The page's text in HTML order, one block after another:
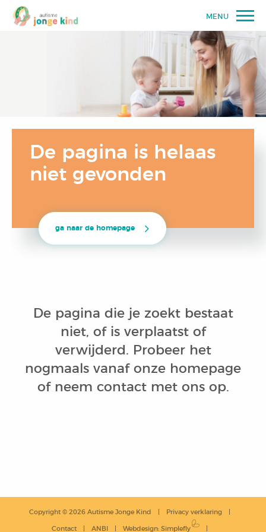
MENU
De pagina is helaas
niet gevonden
ga naar de homepage
De pagina die je zoekt bestaat
niet, of is verplaatst of
verwijderd. Probeer het
nogmaals vanaf onze homepage
of neem contactmet ons op.
Copyright © 2026 Autisme Jonge Kind Privacy verklaring
Contact ANBI Webdesign: Simplefly